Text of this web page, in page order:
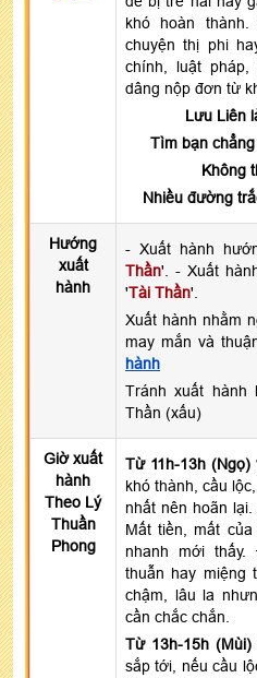
khó hoàn
chuyện thị phi
chính, luật
dâng nộp đơn từ
Lưu Liên
Tìm bạn
Không
Nhiều đường
Hướng
xuất
hành
- Xuất hành
Thần'. - Xuất
'Tài Thần'.
Xuất hành nhằm
may mắn và
hành
Tránh xuất hành
Thần (xấu)
Giờ xuất
hành
Theo Lý
Thuần
Phong
Từ 11h-13h
khó thành, cầu
nhất nên hoãn
Mất tiền, mất
nhanh mới
thuẫn hay miệng
chậm, lâu la
cần chắc chắn.
Từ 13h-15h
sắp tới, nếu cầu